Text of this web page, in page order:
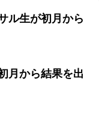
ル生が初月から
月から結果を出